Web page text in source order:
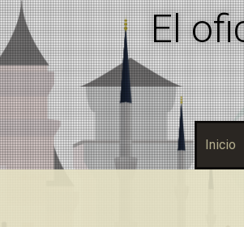
El
Inicio